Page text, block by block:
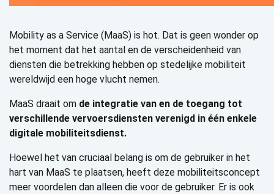
Mobility as a Service (MaaS) is hot. Dat is geen wonder op
het moment dat het aantal en de verscheidenheid van
diensten die betrekking hebben op stedelijke mobiliteit
wereldwijd een hoge vlucht nemen.
MaaS draait om de integratie van en de toegang tot
verschillende vervoersdiensten verenigd in één enkele
digitale mobiliteitsdienst.
Hoewel het van cruciaal belang is om de gebruiker in het
hart van MaaS te plaatsen, heeft deze mobiliteitsconcept
meer voordelen dan alleen die voor de gebruiker. Er is ook